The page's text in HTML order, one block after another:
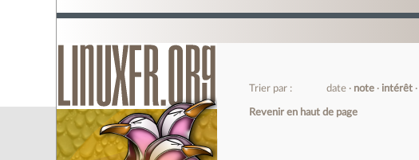
Trier par : date note intérêt
Revenir en haut de page